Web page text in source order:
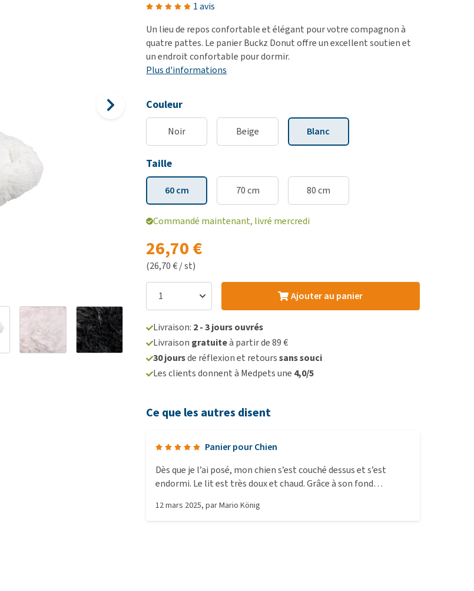
de mobilité
Senior & Démence
Tout afficher
1 avis
Un lieu de repos confortable et élégant pour votre compagnon à
quatre pattes. Le panier Buckz Donut offre un excellent soutien et
un endroit confortable pour dormir.
Plus d'informations
Couleur
Noir Beige Blanc
Taille
60 cm 70 cm 80 cm
Commandé maintenant, livré mercredi
26,70 €
(26,70 € / st)
Ajouter au panier
Livraison: 2 - 3 jours ouvrés
Livraison gratuiteà partir de 89 €
30 joursde réflexion et retourssans souci
Les clients donnent à Medpets une 4,0/5
Ce que les autres disent
Panier pour Chien
Dès que je l’ai posé, mon chien s’est couché dessus et s’est
endormi. Le lit est très doux et chaud. Grâce à son fond
12 mars 2025, parMario König